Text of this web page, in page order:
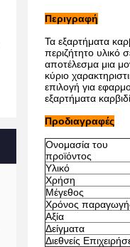
Περιγραφή
Τα εξαρτήματα
περιζήτητο υλικό
αποτέλεσμα μια
κύριο
επιλογή για
εξαρτήματα
Προδιαγραφές
Ονομασία του
προϊόντος
Υλικό
Χρήση
Μέγεθος
Χρόνος
Αξία
Δείγματα
Διεθνείς